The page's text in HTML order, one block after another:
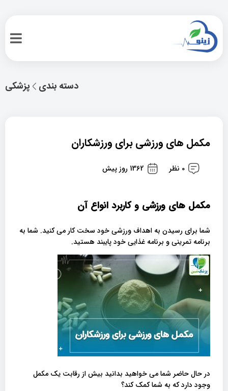
پزشکی دسته بندی
مکمل های ورزشی برای ورزشکاران
0 نظر 1362 روز پیش
مکمل های ورزشی و کاربرد انواع آن
شما برای رسیدن به اهداف ورزشی خود سخت کار می کنید. شما به
برنامه تمرینی و برنامه غذایی خود پایبند هستید.
در حال حاضر شما می خواهید بدانید بیش از رقابت یک مکمل
وجود دارد که به شما کمک کند؟